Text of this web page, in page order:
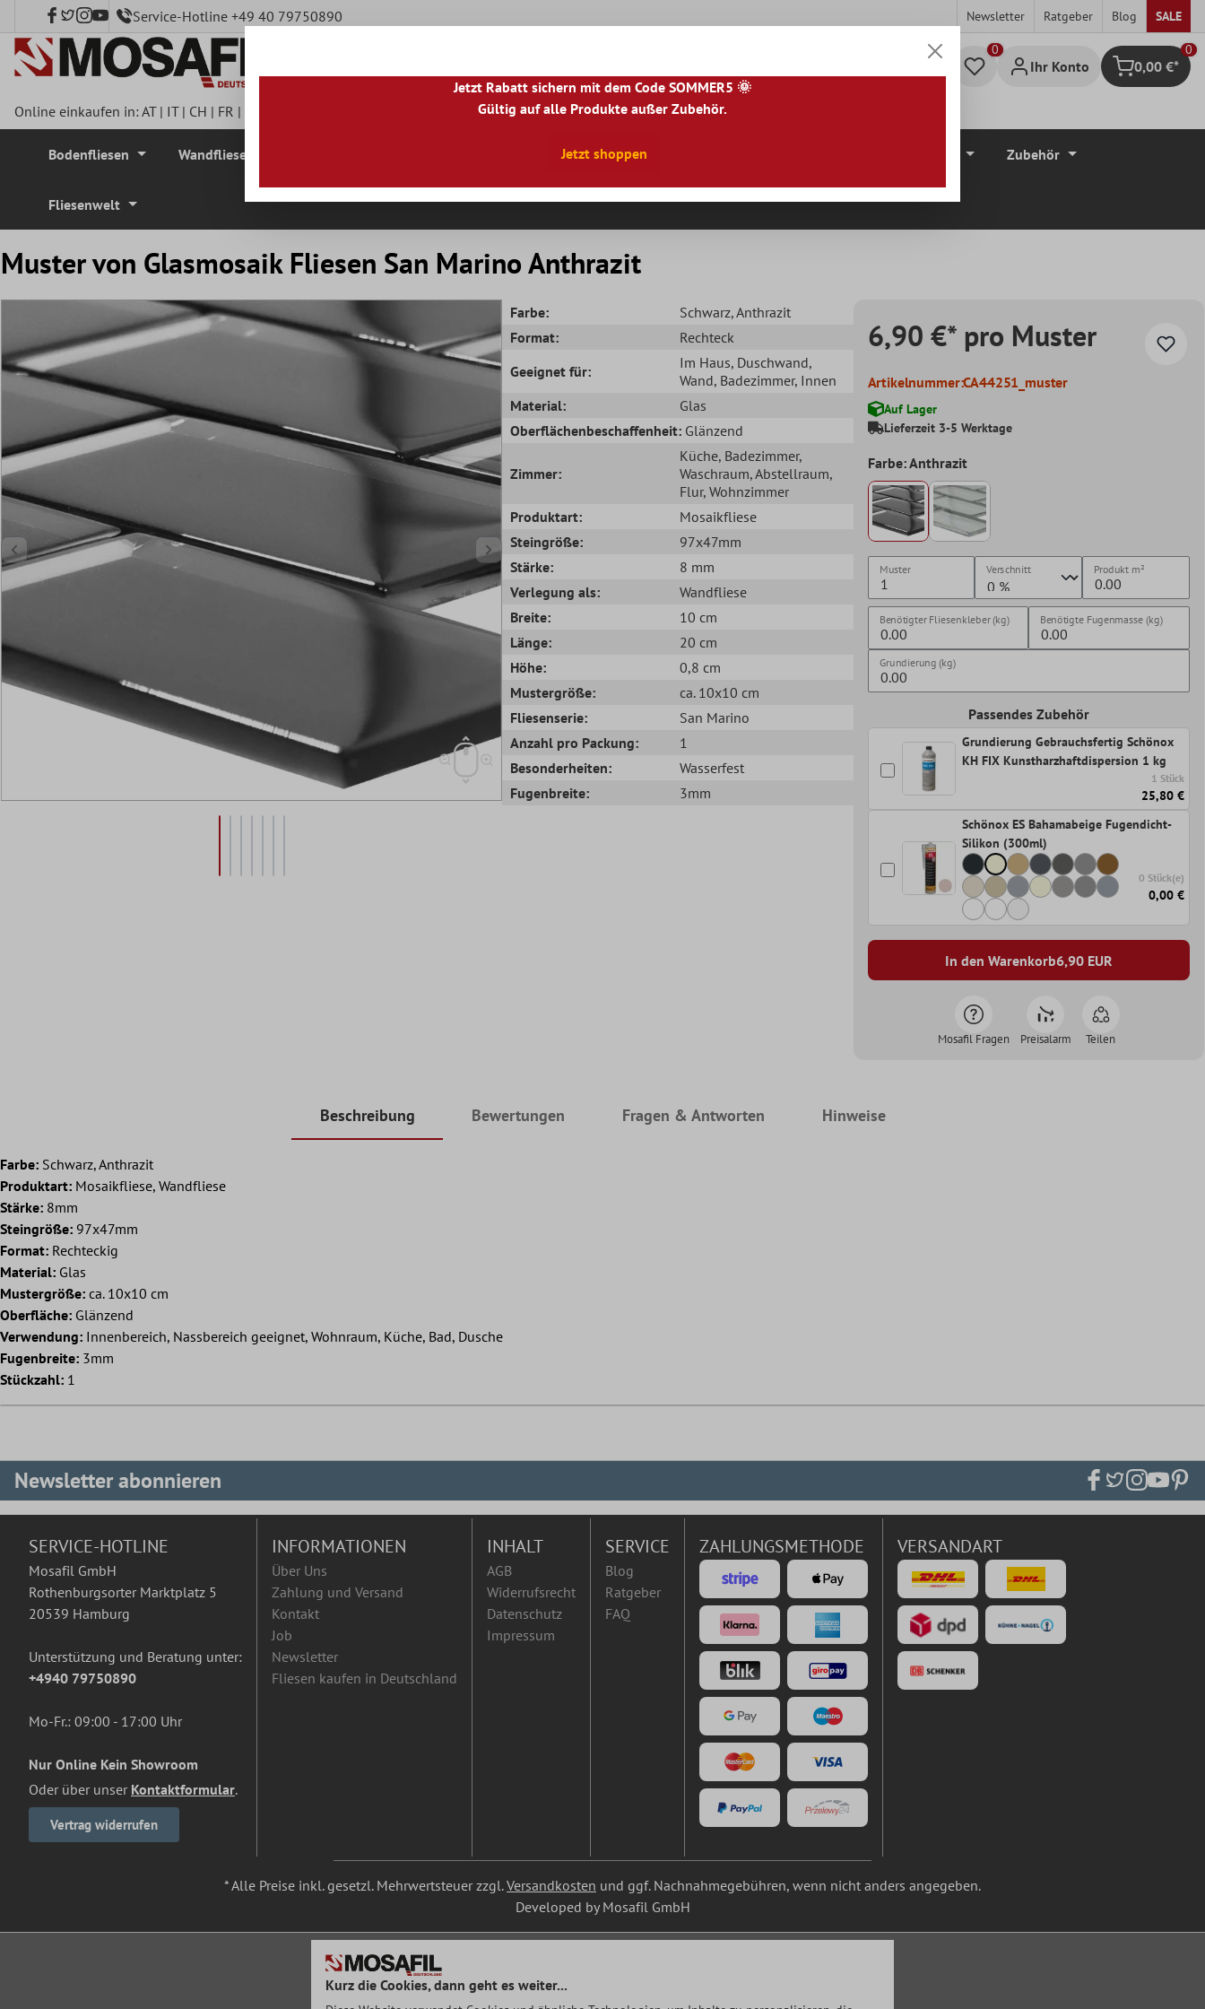
springen Service-Hotline +49 40 79750890 Newsletter Ratgeber Blog SALE
Ihr Konto Warenkorb
0
0,00 €*
Online einkaufen in:AT| IT| CH | FR | |PL|PT|FI|GR|RO|NO|HU|BG|HR|
Bodenfliesen Wandfliesen Terrassenplatten Zubehör
Fliesenwelt
Muster von Glasmosaik Fliesen San Marino Anthrazit
Farbe: Schwarz, Anthrazit
Format:
Rechteck
Geeignet für:
Im Haus, Duschwand,
Wand, Badezimmer, Innen
Material:
Glas
Oberflächenbeschaffenheit: Glänzend
Zimmer:
Küche, Badezimmer,
Waschraum, Abstellraum,
Flur, Wohnzimmer
Produktart:
Mosaikfliese
Steingröße:
97x47mm
Stärke:
8 mm
Verlegung als:
Wandfliese
Breite:
10 cm
Länge:
20 cm
Höhe:
0,8 cm
Mustergröße:
ca. 10x10 cm
Fliesenserie:
San Marino
Anzahl pro Packung:
1
Besonderheiten:
Wasserfest
Fugenbreite:
3mm
6,90 €* pro Muster
Artikelnummer:CA44251_muster
Auf Lager
Lieferzeit 3-5 Werktage
Farbe: Anthrazit
Muster Verschnitt Produkt m²
Benötigter Fliesenkleber (kg) Benötigte Fugenmasse (kg)
Grundierung (kg)
Passendes Zubehör
Grundierung Gebrauchsfertig Schönox
KH FIX Kunstharzhaftdispersion 1 kg
1 Stück
25,80 €
Schönox ES Bahamabeige Fugendicht-
Silikon (300ml)
0 Stück(e)
0,00 €
In den Warenkorb6,90EUR
Mosafil Fragen Preisalarm Teilen
Beschreibung Bewertungen Fragen & Antworten Hinweise
Farbe: Schwarz, Anthrazit
Produktart: Mosaikfliese, Wandfliese
Stärke: 8mm
Steingröße: 97x47mm
Format: Rechteckig
Material: Glas
Mustergröße: ca. 10x10 cm
Oberfläche: Glänzend
Verwendung: Innenbereich, Nassbereich geeignet, Wohnraum, Küche, Bad, Dusche
Fugenbreite: 3mm
Stückzahl: 1
Newsletter abonnieren
SERVICE-HOTLINE
Mosafil GmbH
Rothenburgsorter Marktplatz 5
20539 Hamburg
Unterstützung und Beratung unter:
+4940 79750890
Mo-Fr.: 09:00 - 17:00 Uhr
Nur Online Kein Showroom
Oder über unser Kontaktformular.
Vertrag widerrufen
INFORMATIONEN
Über Uns
Zahlung und Versand
Kontakt
Job
Newsletter
Fliesen kaufen in Deutschland
INHALT
AGB
Widerrufsrecht
Datenschutz
Impressum
SERVICE
Blog
Ratgeber
FAQ
ZAHLUNGSMETHODE VERSANDART
* Alle Preise inkl. gesetzl. Mehrwertsteuer zzgl.Versandkosten und ggf. Nachnahmegebühren, wenn nicht anders angegeben.
Developed by Mosafil GmbH
Kurz die Cookies, dann geht es weiter...
Jetzt Rabatt sichern mit dem Code SOMMER5 🌞
Gültig auf alle Produkte außer Zubehör.
Jetzt shoppen